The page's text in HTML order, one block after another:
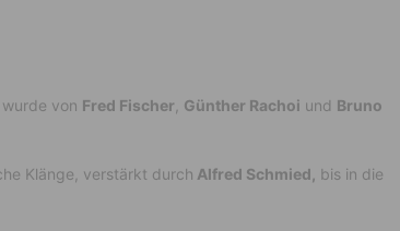
von Fred Fischer Günther Rachoi und Bruno
Klänge, verstärkt durch Alfred Schmied, bis in die